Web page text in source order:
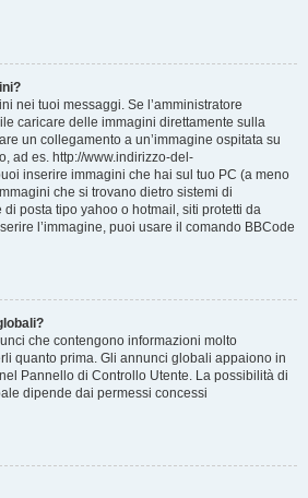
nei tuoi messaggi. Se l’amministratore
caricare delle immagini direttamente sulla
un collegamento a un’immagine ospitata su
ad es. http://www.indirizzo-del-
inserire immagini che hai sul tuo PC (a meno
che si trovano dietro sistemi di
posta tipo yahoo o hotmail, siti protetti da
l’immagine, puoi usare il comando BBCode
che contengono informazioni molto
quanto prima. Gli annunci globali appaiono in
Pannello di Controllo Utente. La possibilità di
dipende dai permessi concessi